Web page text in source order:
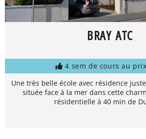
BRAY ATC
4 sem de cours au
Une très belle école avec résidence
située face à la mer dans cette
résidentielle à 40 min de